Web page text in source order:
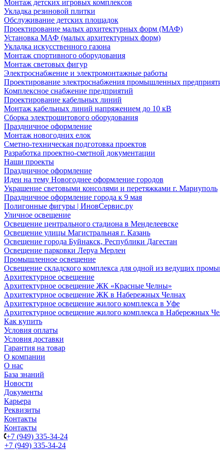
Монтаж детских игровых комплексов
Укладка резиновой плитки
Обслуживание детских площадок
Проектирование малых архитектурных форм (МАФ)
Установка МАФ (малых архитектурных форм)
Укладка искусственного газона
Монтаж спортивного оборудования
Монтаж световых фигур
Электроснабжение и электромонтажные работы
Проектирование электроснабжения промышленных
Комплексное снабжение предприятий
Проектирование кабельных линий
Монтаж кабельных линий напряжением до 10 кВ
Сборка электрощитового оборудования
Праздничное оформление
Монтаж новогодних елок
Сметно-техническая подготовка проектов
Разработка проектно-сметной документации
Наши проекты
Праздничное оформление
Идеи на тему Новогоднее оформление городов
Украшение световыми консолями и перетяжками г. Мариуполь
Праздничное оформление города к 9 мая
Полигонные фигуры | ИновСервис.ру
Уличное освещение
Освещение центрального стадиона в Менделеевске
Освещение улицы Магистральная г. Казань
Освещение города Буйнакск, Республики Дагестан
Освещение парковки Леруа Мерлен
Промышленное освещение
Освещение складского комплекса для одной из ведущих
Архитектурное освещение
Архитектурное освещение ЖК «Красные Челны»
Архитектурное освещение ЖК в Набережных Челнах
Архитектурное освещение жилого комплекса в Уфе
Архитектурное освещение жилого комплекса в Набережных
Как купить
Условия оплаты
Условия доставки
Гарантия на товар
О компании
О нас
База знаний
Новости
Документы
Карьера
Реквизиты
Контакты
Контакты
+7 (949) 335-34-24
+7 (949) 335-34-24